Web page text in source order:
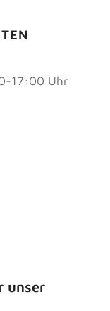
17:00 Uhr
unser